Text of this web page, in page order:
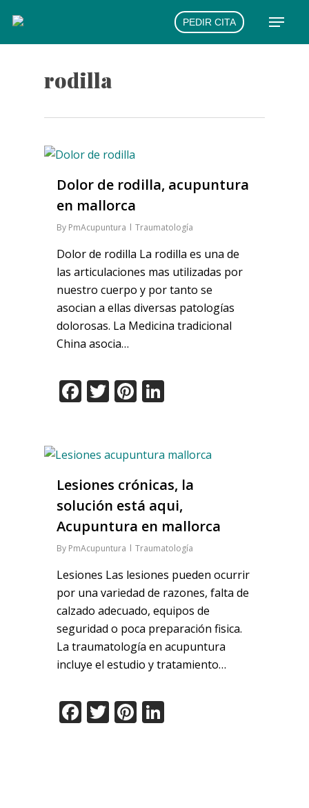
main
PEDIR CITA Menu
rodilla
Dolor de rodilla, acupuntura
en mallorca
By PmAcupuntura Traumatología
Dolor de rodilla La rodilla es una de
las articulaciones mas utilizadas por
nuestro cuerpo y por tanto se
asocian a ellas diversas patologías
dolorosas. La Medicina tradicional
China asocia…
Facebook
TwitterPinterest
Lesiones crónicas, la
solución está aqui,
Acupuntura en mallorca
By PmAcupuntura Traumatología
Lesiones Las lesiones pueden ocurrir
por una variedad de razones, falta de
calzado adecuado, equipos de
seguridad o poca preparación fisica.
La traumatología en acupuntura
incluye el estudio y tratamiento…
Facebook
TwitterPinterest